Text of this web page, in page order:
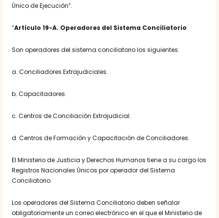
Único de Ejecución”.
“Artículo 19-A. Operadores del Sistema Conciliatorio
Son operadores del sistema conciliatorio los siguientes:
a. Conciliadores Extrajudiciales.
b. Capacitadores.
c. Centros de Conciliación Extrajudicial.
d. Centros de Formación y Capacitación de Conciliadores.
El Ministerio de Justicia y Derechos Humanos tiene a su cargo los
Registros Nacionales Únicos por operador del Sistema
Conciliatorio.
Los operadores del Sistema Conciliatorio deben señalar
obligatoriamente un correo electrónico en el que el Ministerio de